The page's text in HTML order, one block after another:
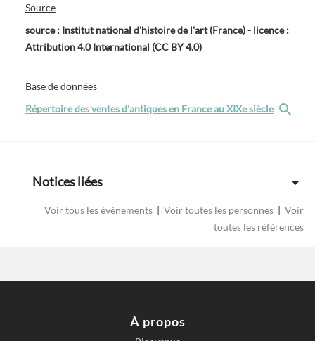
Source
source : Institut national d'histoire de l'art (France) - licence :
Attribution 4.0 International (CC BY 4.0)
Base de données
Répertoire des ventes d'antiques en France au XIXe siècle
Notices liées
Voir tous les événements | Voir toutes les personnes | Voir
toutes les références
À propos